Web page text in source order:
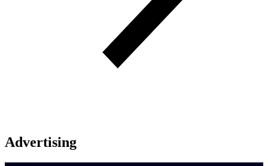
Advertising